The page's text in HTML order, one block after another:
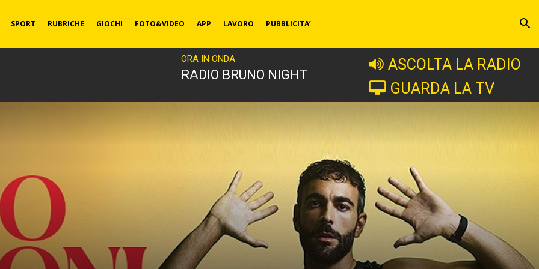
SPORT RUBRICHE GIOCHI FOTO&VIDEO APP LAVORO PUBBLICITA’
ORA IN ONDA
RADIO BRUNO NIGHT
ASCOLTA LA RADIO
GUARDA LA TV